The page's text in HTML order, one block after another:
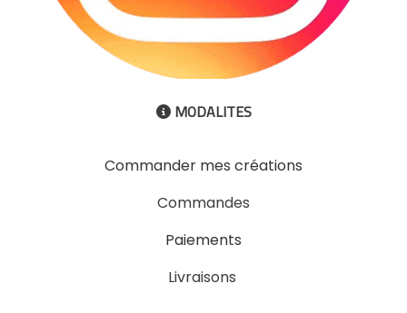
 MODALITES
Commander mes créations
Commandes
Paiements
Livraisons